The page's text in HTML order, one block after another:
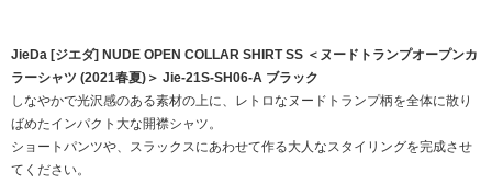
JieDa [ジエダ] NUDE OPEN COLLAR SHIRT SS ＜ヌードトランプオープンカ
ラーシャツ (2021春夏)＞ Jie-21S-SH06-A ブラック
しなやかで光沢感のある素材の上に、レトロなヌードトランプ柄を全体に散り
ばめたインパクト大な開襟シャツ。
ショートパンツや、スラックスにあわせて作る大人なスタイリングを完成させ
てください。